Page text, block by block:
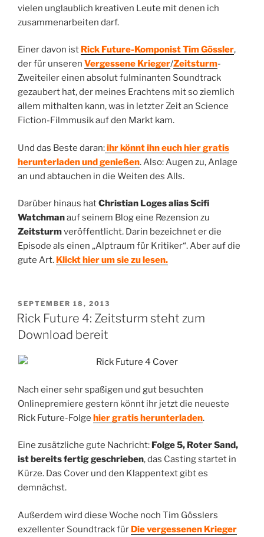
vielen unglaublich kreativen Leute mit denen ich
zusammenarbeiten darf.
Einer davon ist Rick Future-Komponist Tim Gössler,
der für unseren Vergessene Krieger/Zeitsturm-
Zweiteiler einen absolut fulminanten Soundtrack
gezaubert hat, der meines Erachtens mit so ziemlich
allem mithalten kann, was in letzter Zeit an Science
Fiction-Filmmusik auf den Markt kam.
Und das Beste daran:ihr könnt ihn euch hier gratis
herunterladen und genießen. Also: Augen zu, Anlage
an und abtauchen in die Weiten des Alls.
Darüber hinaus hatChristian Loges alias Scifi
Watchmanauf seinem Blog eine Rezension zu
Zeitsturmveröffentlicht. Darin bezeichnet er die
Episode als einen „Alptraum für Kritiker“. Aber auf die
gute Art. Klickt hier um sie zu lesen.
VERÖFFENTLICHT
AM
SEPTEMBER 18, 2013
Rick Future 4: Zeitsturm steht zum
Download bereit
Nach einer sehr spaßigen und gut besuchten
Onlinepremiere gestern könnt ihr jetzt die neueste
Rick Future-Folge hier gratis herunterladen.
Eine zusätzliche gute Nachricht: Folge 5, Roter Sand,
ist bereits fertig geschrieben, das Casting startet in
Kürze. Das Cover und den Klappentext gibt es
demnächst.
Außerdem wird diese Woche noch Tim Gösslers
exzellenter Soundtrack für Die vergessenen Krieger